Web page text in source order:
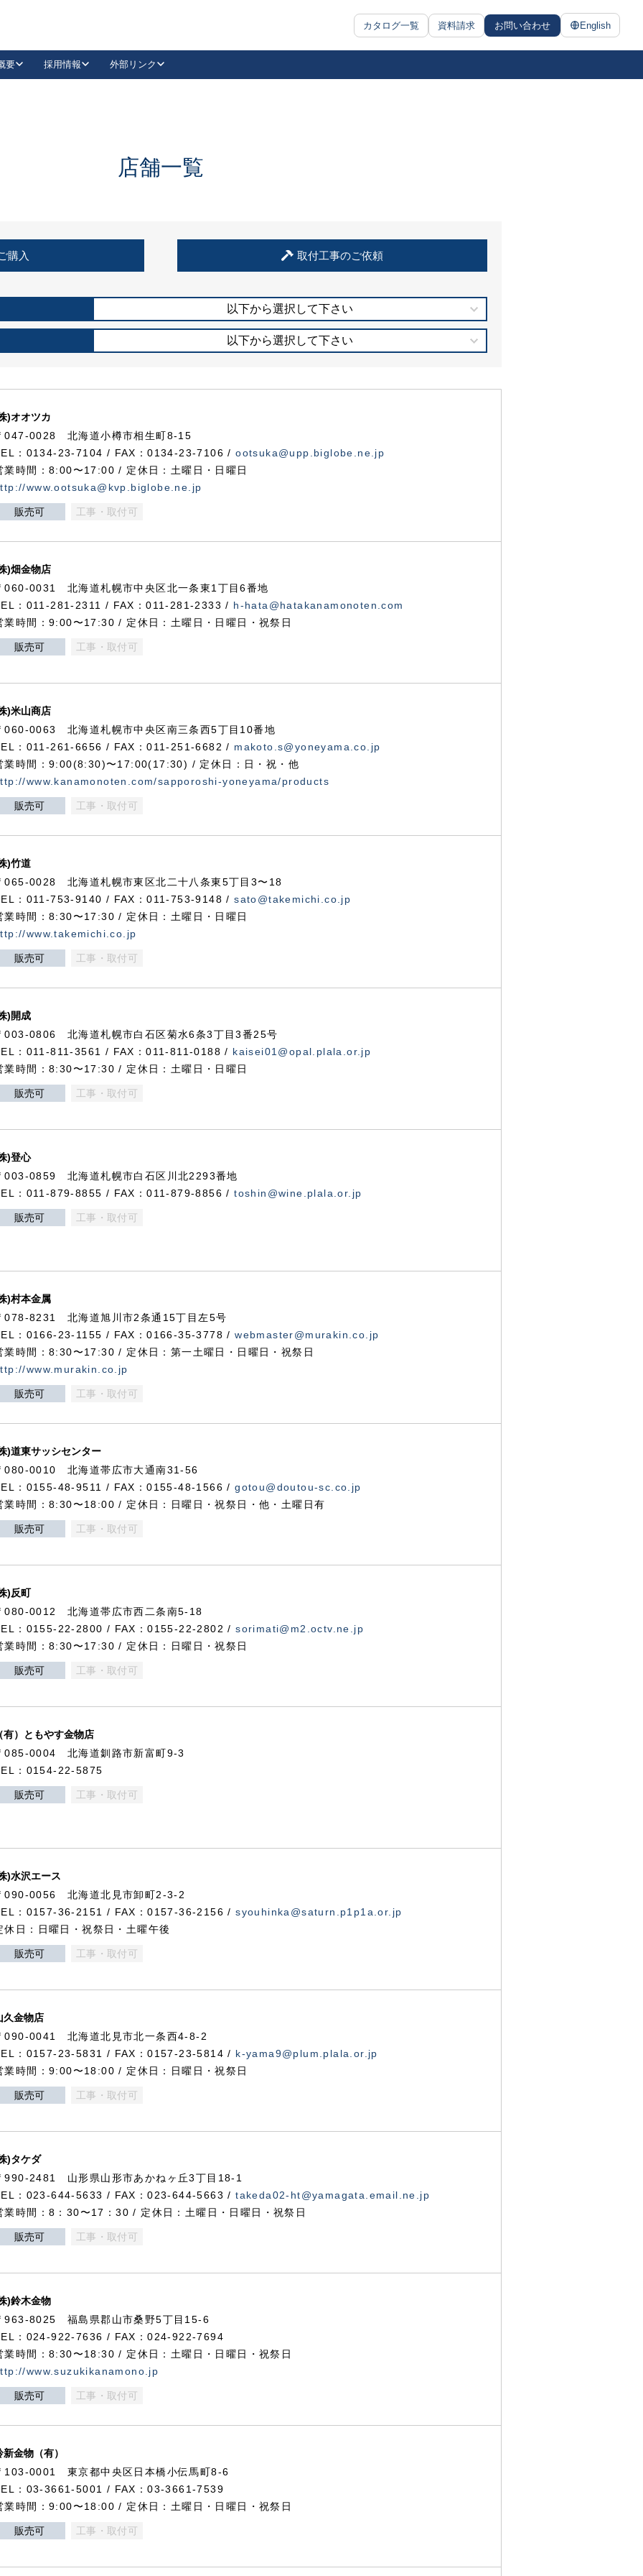
カタログ一覧 資料請求 お問い合わせ English
抗ウイルス・抗菌製品
要 採用情報 外部リンク
LinkedIn
住宅使用部材標準化推進協議会
店舗一覧
購入 取付工事のご依頼
以下から選択して下さい
以下から選択して下さい
)オオツカ
047-0028 北海道小樽市相生町8-15
：0134-23-7104 / FAX：0134-23-7106 /ootsuka@upp.biglobe.ne.jp
業時間：8:00〜17:00 / 定休日：土曜日・日曜日
www.ootsuka@kvp.biglobe.ne.jp
販売可 工事・取付可
)畑金物店
060-0031 北海道札幌市中央区北一条東1丁目6番地
：011-281-2311 / FAX：011-281-2333 / h-hata@hatakanamonoten.com
業時間：9:00〜17:30 / 定休日：土曜日・日曜日・祝祭日
販売可 工事・取付可
)米山商店
060-0063 北海道札幌市中央区南三条西5丁目10番地
：011-261-6656 / FAX：011-251-6682 / makoto.s@yoneyama.co.jp
業時間：9:00(8:30)〜17:00(17:30) / 定休日：日・祝・他
www.kanamonoten.com/sapporoshi-yoneyama/products
販売可 工事・取付可
)竹道
065-0028 北海道札幌市東区北二十八条東5丁目3〜18
：011-753-9140 / FAX：011-753-9148 /sato@takemichi.co.jp
業時間：8:30〜17:30 / 定休日：土曜日・日曜日
www.takemichi.co.jp
販売可 工事・取付可
)開成
003-0806 北海道札幌市白石区菊水6条3丁目3番25号
：011-811-3561 / FAX：011-811-0188 / kaisei01@opal.plala.or.jp
業時間：8:30〜17:30 / 定休日：土曜日・日曜日
販売可 工事・取付可
)登心
003-0859 北海道札幌市白石区川北2293番地
：011-879-8855 / FAX：011-879-8856 /toshin@wine.plala.or.jp
販売可 工事・取付可
)村本金属
078-8231 北海道旭川市2条通15丁目左5号
：0166-23-1155 / FAX：0166-35-3778 /webmaster@murakin.co.jp
業時間：8:30〜17:30 / 定休日：第一土曜日・日曜日・祝祭日
www.murakin.co.jp
販売可 工事・取付可
)道東サッシセンター
080-0010 北海道帯広市大通南31-56
：0155-48-9511 / FAX：0155-48-1566 /gotou@doutou-sc.co.jp
業時間：8:30〜18:00 / 定休日：日曜日・祝祭日・他・土曜日有
販売可 工事・取付可
)反町
080-0012 北海道帯広市西二条南5-18
：0155-22-2800 / FAX：0155-22-2802 /sorimati@m2.octv.ne.jp
業時間：8:30〜17:30 / 定休日：日曜日・祝祭日
販売可 工事・取付可
有）ともやす金物店
085-0004 北海道釧路市新富町9-3
：0154-22-5875
販売可 工事・取付可
)水沢エース
090-0056 北海道北見市卸町2-3-2
：0157-36-2151 / FAX：0157-36-2156 /syouhinka@saturn.p1p1a.or.jp
休日：日曜日・祝祭日・土曜午後
販売可 工事・取付可
久金物店
090-0041 北海道北見市北一条西4-8-2
：0157-23-5831 / FAX：0157-23-5814 / k-yama9@plum.plala.or.jp
業時間：9:00〜18:00 / 定休日：日曜日・祝祭日
販売可 工事・取付可
)タケダ
990-2481 山形県山形市あかねヶ丘3丁目18-1
：023-644-5633 / FAX：023-644-5663 /takeda02-ht@yamagata.email.ne.jp
業時間：8：30〜17：30 / 定休日：土曜日・日曜日・祝祭日
販売可 工事・取付可
)鈴木金物
963-8025 福島県郡山市桑野5丁目15-6
：024-922-7636 / FAX：024-922-7694
業時間：8:30〜18:30 / 定休日：土曜日・日曜日・祝祭日
www.suzukikanamono.jp
販売可 工事・取付可
新金物（有）
103-0001 東京都中央区日本橋小伝馬町8-6
：03-3661-5001 / FAX：03-3661-7539
業時間：9:00〜18:00 / 定休日：土曜日・日曜日・祝祭日
販売可 工事・取付可